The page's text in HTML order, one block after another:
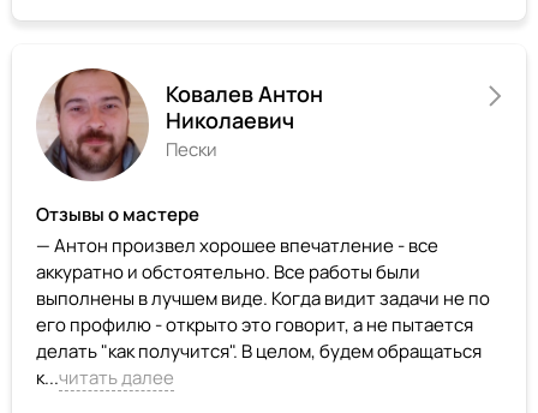
Ковалев Антон
Николаевич
Пески
Отзывы о мастере
— Антон произвел хорошее впечатление - все
аккуратно и обстоятельно. Все работы были
выполнены в лучшем виде. Когда видит задачи не по
его профилю - открыто это говорит, а не пытается
делать "как получится". В целом, будем обращаться
к...читать далее